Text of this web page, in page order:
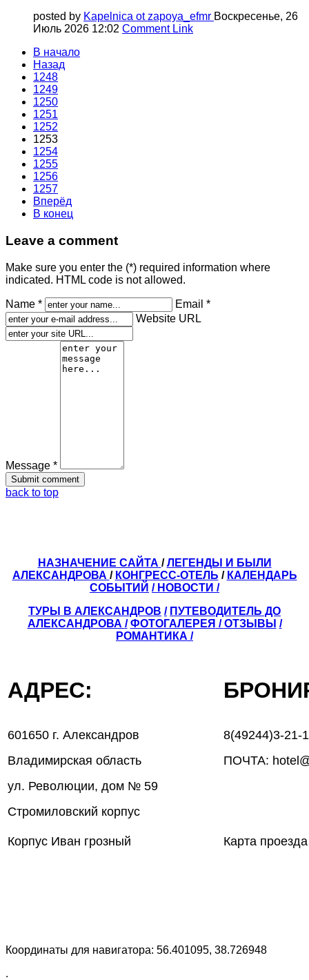
posted by Kapelnica ot zapoya_efmr Воскресенье, 26
Июль 2026 12:02 Comment Link
В начало
Назад
1248
1249
1250
1251
1252
1253
1254
1255
1256
1257
Вперёд
В конец
Leave a comment
Make sure you enter the (*) required information where
indicated. HTML code is not allowed.
Name *
Email *
Website URL
Message *
back to top
НАЗНАЧЕНИЕ САЙТА /ЛЕГЕНДЫ И БЫЛИ
АЛЕКСАНДРОВА / КОНГРЕСС-ОТЕЛЬ / КАЛЕНДАРЬ
СОБЫТИЙ / НОВОСТИ /
ТУРЫ В АЛЕКСАНДРОВ / ПУТЕВОДИТЕЛЬ ДО
АЛЕКСАНДРОВА / ФОТОГАЛЕРЕЯ /ОТЗЫВЫ /
РОМАНТИКА /
АДРЕС:
601650 г. Александров
Владимирская область
ул. Революции, дом № 59
Стромиловский корпус
Корпус Иван грозный
8(49244)3-21-
ПОЧТА:
Карта
Координаты для навигатора: 56.401095, 38.726948
.